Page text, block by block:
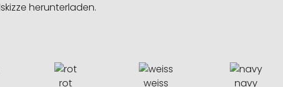
herunterladen.
rot weiss navy